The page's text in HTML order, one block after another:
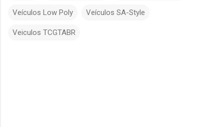
Veículos Low Poly Veículos SA-Style
Veiculos TCGTABR